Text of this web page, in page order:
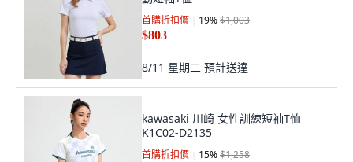
首購折扣價 19%$1,003
$803
8/11 星期二 預計送達
kawasaki 川崎 女性訓練短袖T恤
K1C02-D2135
首購折扣價 15%$1,258